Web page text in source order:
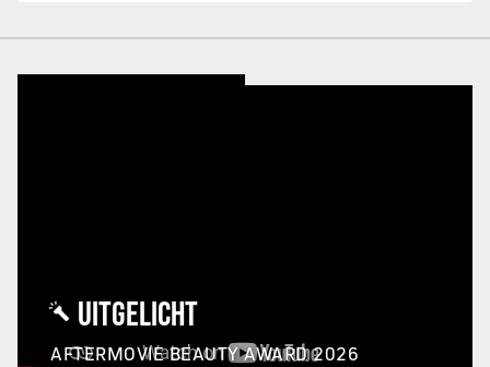
UITGELICHT
AFTERMOVIE BEAUTY AWARD 2026